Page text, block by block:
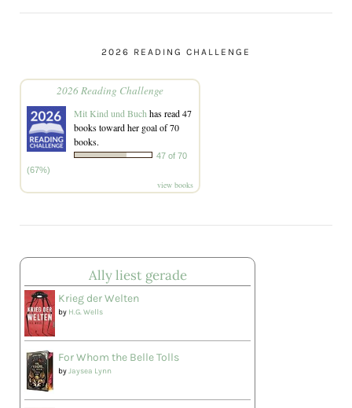
2026 READING CHALLENGE
2026 Reading Challenge
Mit Kind und Buch has read 47
books toward her goal of 70
books.
47 of 70
(67%)
view books
Ally liest gerade
Krieg der Welten
by H.G. Wells
For Whom the Belle Tolls
byJaysea Lynn